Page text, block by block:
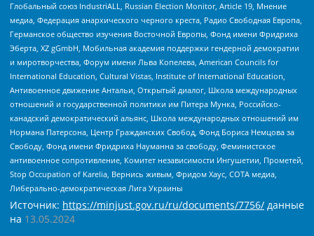
Глобальный союз IndustriALL, Russian Election Monitor, Article 19, Мнение
медиа, Федерация анархического черного креста, Радио Свободная Европа,
Германское общество изучения Восточной Европы, Фонд имени Фридриха
Эберта, XZ gGmbH, Мобильная академия поддержки гендерной демократии
и миротворчества, Форум имени Льва Копелева, American Councils for
International Education, Cultural Vistas, Institute of International Education,
Антивоенное движение Антальи, Открытый диалог, Школа международных
отношений и государственной политики им Питера Мунка, Российско-
канадский демократический альянс, Школа международных отношений им
Нормана Патерсона, Центр Гражданских Свобод, Фонд Бориса Немцова за
Свободу, Фонд имени Фридриха Науманна за свободу, Феминистское
антивоенное сопротивление, Комитет независимости Ингушетии, Прометей,
Stop Occupation of Karelia, Вернись живым, Фридом Хаус, СОТА медиа,
Либерально-демократическая Лига Украины
Источник: https://minjust.gov.ru/ru/documents/7756/ данные
на 13.05.2024